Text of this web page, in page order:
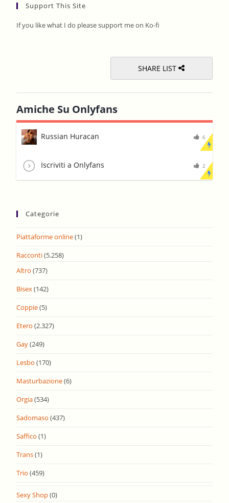
Support This Site
If you like what I do please support me on Ko-fi
SHARE LIST
Amiche Su Onlyfans
Russian Huracan 6
Iscriviti a Onlyfans 2
Categorie
Piattaforme online(1)
Racconti(5.258)
Altro (737)
Bisex(142)
Coppie(5)
Etero (2.327)
Gay(249)
Lesbo (170)
Masturbazione(6)
Orgia(534)
Sadomaso (437)
Saffico (1)
Trans(1)
Trio (459)
Sexy Shop(0)